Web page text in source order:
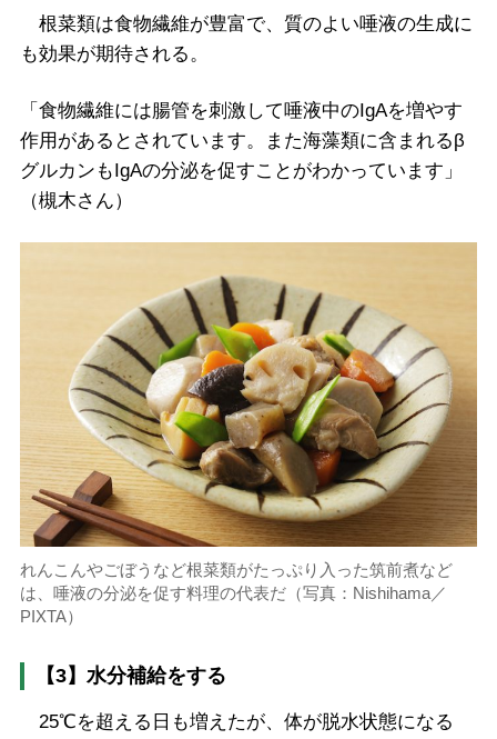
根菜類は食物繊維が豊富で、質のよい唾液の生成に
も効果が期待される。
「食物繊維には腸管を刺激して唾液中のIgAを増やす
作用があるとされています。また海藻類に含まれるβ
グルカンもIgAの分泌を促すことがわかっています」
（槻木さん）
れんこんやごぼうなど根菜類がたっぷり入った筑前煮など
は、唾液の分泌を促す料理の代表だ（写真：Nishihama／
PIXTA）
【3】水分補給をする
25℃を超える日も増えたが、体が脱水状態になる